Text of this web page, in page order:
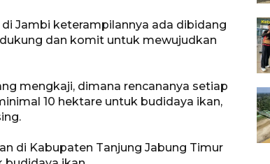
Jambi keterampilannya ada dibidang
dan komit untuk mewujudkan
mengkaji, dimana rencananya setiap
10 hektare untuk budidaya ikan,
di Kabupaten Tanjung Jabung Timur